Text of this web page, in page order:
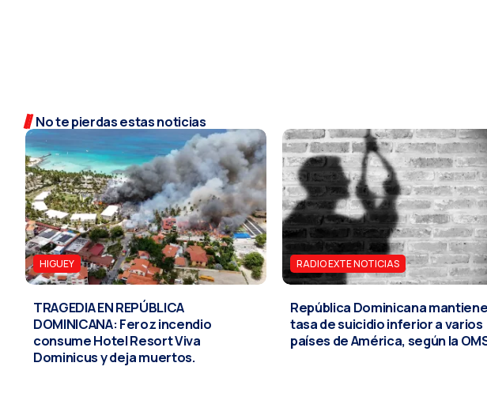
No te pierdas estas noticias
HIGUEY
TRAGEDIA EN REPÚBLICA
DOMINICANA: Feroz incendio
consume Hotel Resort Viva
Dominicus y deja muertos.
RADIO EXTE NOTICIAS
República Dominicana mantiene
tasa de suicidio inferior a varios
países de América, según la